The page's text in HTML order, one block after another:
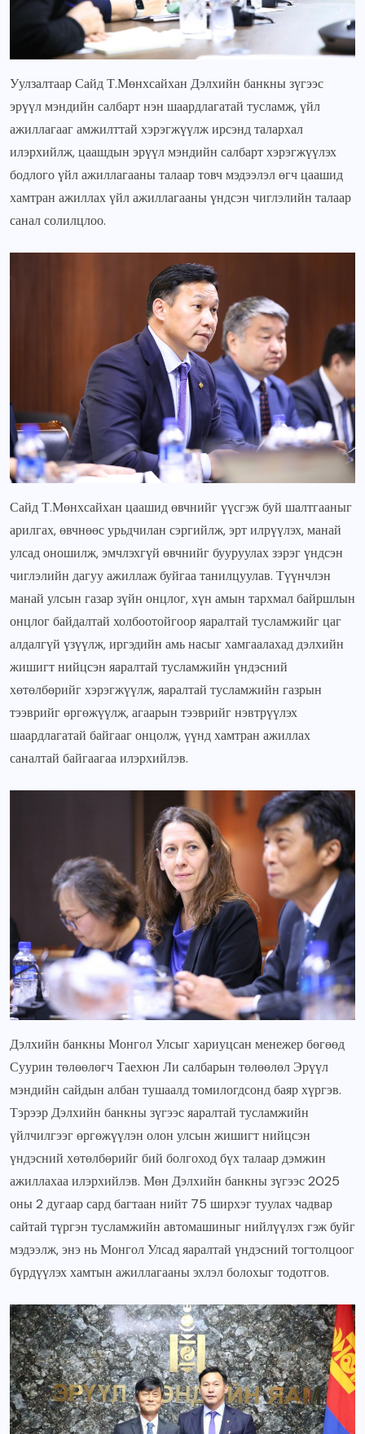
Уулзалтаар Сайд Т.Мөнхсайхан Дэлхийн банкны зүгээс
эрүүл мэндийн салбарт нэн шаардлагатай тусламж, үйл
ажиллагааг амжилттай хэрэгжүүлж ирсэнд талархал
илэрхийлж, цаашдын эрүүл мэндийн салбарт хэрэгжүүлэх
бодлого үйл ажиллагааны талаар товч мэдээлэл өгч цаашид
хамтран ажиллах үйл ажиллагааны үндсэн чиглэлийн талаар
санал солилцлоо.
Сайд Т.Мөнхсайхан цаашид өвчнийг үүсгэж буй шалтгааныг
арилгах, өвчнөөс урьдчилан сэргийлж, эрт илрүүлэх, манай
улсад оношилж, эмчлэхгүй өвчнийг бууруулах зэрэг үндсэн
чиглэлийн дагуу ажиллаж буйгаа танилцуулав. Түүнчлэн
манай улсын газар зүйн онцлог, хүн амын тархмал байршлын
онцлог байдалтай холбоотойгоор яаралтай тусламжийг цаг
алдалгүй үзүүлж, иргэдийн амь насыг хамгаалахад дэлхийн
жишигт нийцсэн яаралтай тусламжийн үндэсний
хөтөлбөрийг хэрэгжүүлж, яаралтай тусламжийн газрын
тээврийг өргөжүүлж, агаарын тээврийг нэвтрүүлэх
шаардлагатай байгааг онцолж, үүнд хамтран ажиллах
саналтай байгаагаа илэрхийлэв.
Дэлхийн банкны Монгол Улсыг хариуцсан менежер бөгөөд
Суурин төлөөлөгч Таехюн Ли салбарын төлөөлөл Эрүүл
мэндийн сайдын албан тушаалд томилогдсонд баяр хүргэв.
Тэрээр Дэлхийн банкны зүгээс яаралтай тусламжийн
үйлчилгээг өргөжүүлэн олон улсын жишигт нийцсэн
үндэсний хөтөлбөрийг бий болгоход бүх талаар дэмжин
ажиллахаа илэрхийлэв. Мөн Дэлхийн банкны зүгээс 2025
оны 2 дугаар сард багтаан нийт 75 ширхэг туулах чадвар
сайтай түргэн тусламжийн автомашиныг нийлүүлэх гэж буйг
мэдээлж, энэ нь Монгол Улсад яаралтай үндэсний тогтолцоог
бүрдүүлэх хамтын ажиллагааны эхлэл болохыг тодотгов.